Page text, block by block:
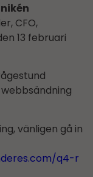
CFO,
13 februari
vänligen gå in
q4-r